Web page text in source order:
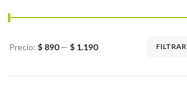
FILTRAR
Precio: $ 890— $ 1.190